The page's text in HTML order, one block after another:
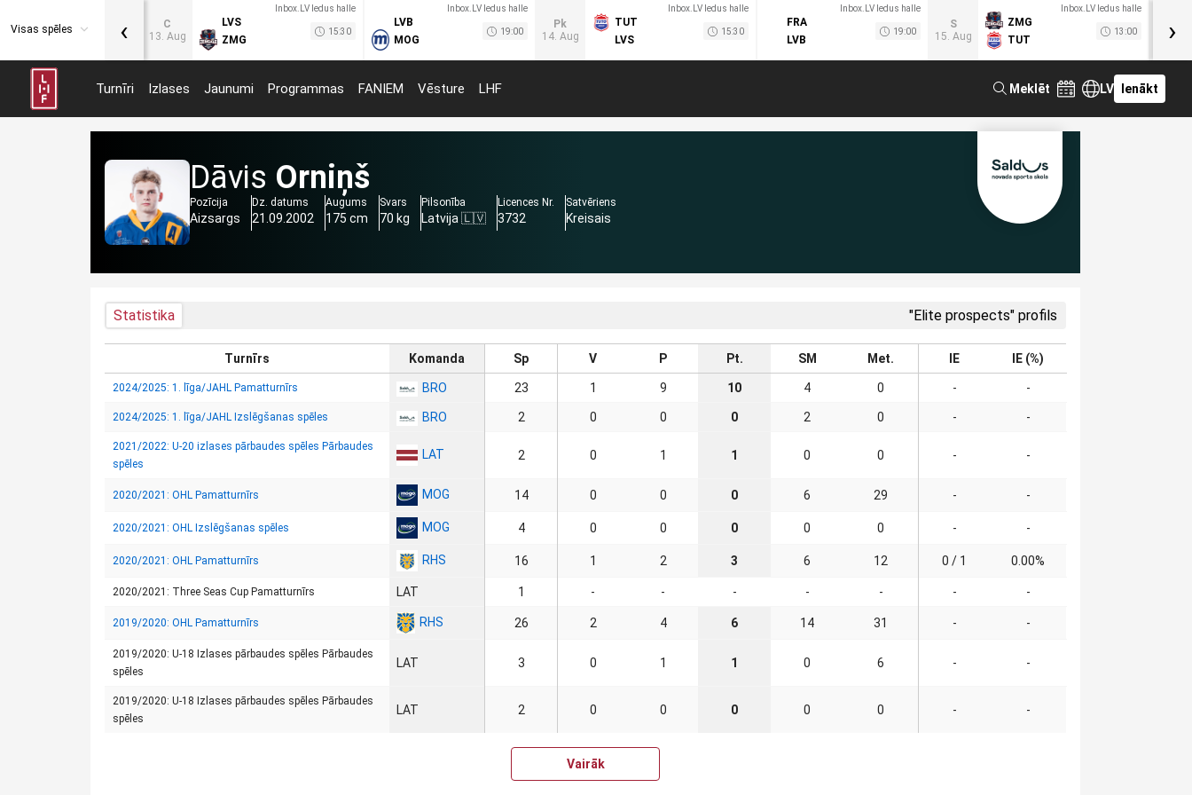
Visas spēles
C
13. Aug
Inbox.LV ledus halle
LVS
ZMG
15:30
Inbox.LV ledus halle
LVB
MOG
19:00
Pk
14. Aug
Inbox.LV ledus halle
TUT
LVS
15:30
Inbox.LV ledus halle
FRA
LVB
19:00
S
15. Aug
Inbox.LV ledus halle
ZMG
TUT
13:00
‹ ›
Turnīri Izlases Jaunumi Programmas FANIEM Vēsture LHF Meklēt LV Ienākt
Dāvis Orniņš
Pozīcija
Aizsargs
Dz. datums
21.09.2002
Augums
175 cm
Svars
70 kg
Pilsonība
Latvija 🇱🇻
Licences Nr.
3732
Satvēriens
Kreisais
Statistika "Elite prospects" profils
Turnīrs Komanda Sp V P Pt. SM Met. IE IE (%)
2024/2025: 1. līga/JAHL Pamatturnīrs BRO 23 1 9 10 4 0 - -
2024/2025: 1. līga/JAHL Izslēgšanas spēles BRO 2 0 0 0 2 0 - -
2021/2022: U-20 izlases pārbaudes spēles Pārbaudes
spēles
LAT 2 0 1 1 0 0 - -
2020/2021: OHL Pamatturnīrs MOG 14 0 0 0 6 29 - -
2020/2021: OHL Izslēgšanas spēles MOG 4 0 0 0 0 0 - -
2020/2021: OHL Pamatturnīrs RHS 16 1 2 3 6 12 0 / 1 0.00%
2020/2021: Three Seas Cup Pamatturnīrs LAT 1 - - - - - - -
2019/2020: OHL Pamatturnīrs RHS 26 2 4 6 14 31 - -
2019/2020: U-18 Izlases pārbaudes spēles Pārbaudes
spēles
LAT 3 0 1 1 0 6 - -
2019/2020: U-18 Izlases pārbaudes spēles Pārbaudes
spēles
LAT 2 0 0 0 0 0 - -
Vairāk